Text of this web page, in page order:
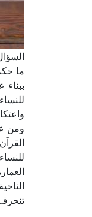
ما
ومن